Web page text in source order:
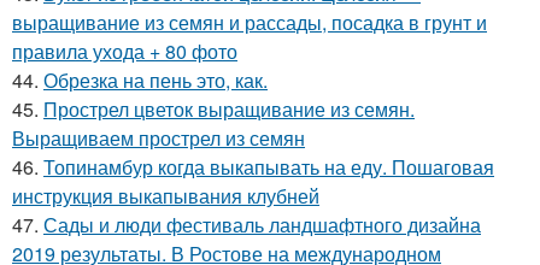
выращивание из семян и рассады, посадка в грунт и
правила ухода + 80 фото
44. Обрезка на пень это, как.
45. Прострел цветок выращивание из семян.
Выращиваем прострел из семян
46. Топинамбур когда выкапывать на еду. Пошаговая
инструкция выкапывания клубней
47. Сады и люди фестиваль ландшафтного дизайна
2019 результаты. В Ростове на международном